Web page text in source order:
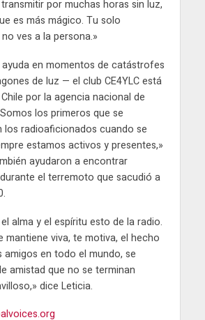
por muchas horas sin luz,
es más mágico. Tu solo
ves a la persona.»
en momentos de catástrofes
de luz — el club CE4YLC está
por la agencia nacional de
los primeros que se
los radioaficionados cuando se
estamos activos y presentes,»
ayudaron a encontrar
el terremoto que sacudió a
alma y el espíritu esto de la radio.
mantiene viva, te motiva, el hecho
en todo el mundo, se
amistad que no se terminan
dice Leticia.